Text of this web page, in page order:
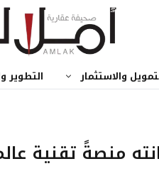
والاستثمار التطوير
منصةً تقنية